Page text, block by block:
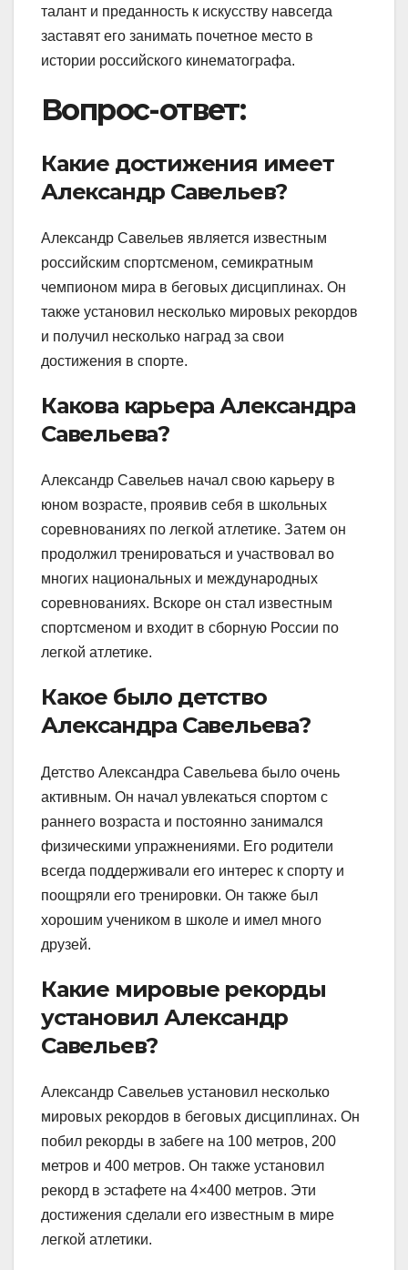
талант и преданность к искусству навсегда
заставят его занимать почетное место в
истории российского кинематографа.
Вопрос-ответ:
Какие достижения имеет
Александр Савельев?
Александр Савельев является известным
российским спортсменом, семикратным
чемпионом мира в беговых дисциплинах. Он
также установил несколько мировых рекордов
и получил несколько наград за свои
достижения в спорте.
Какова карьера Александра
Савельева?
Александр Савельев начал свою карьеру в
юном возрасте, проявив себя в школьных
соревнованиях по легкой атлетике. Затем он
продолжил тренироваться и участвовал во
многих национальных и международных
соревнованиях. Вскоре он стал известным
спортсменом и входит в сборную России по
легкой атлетике.
Какое было детство
Александра Савельева?
Детство Александра Савельева было очень
активным. Он начал увлекаться спортом с
раннего возраста и постоянно занимался
физическими упражнениями. Его родители
всегда поддерживали его интерес к спорту и
поощряли его тренировки. Он также был
хорошим учеником в школе и имел много
друзей.
Какие мировые рекорды
установил Александр
Савельев?
Александр Савельев установил несколько
мировых рекордов в беговых дисциплинах. Он
побил рекорды в забеге на 100 метров, 200
метров и 400 метров. Он также установил
рекорд в эстафете на 4×400 метров. Эти
достижения сделали его известным в мире
легкой атлетики.